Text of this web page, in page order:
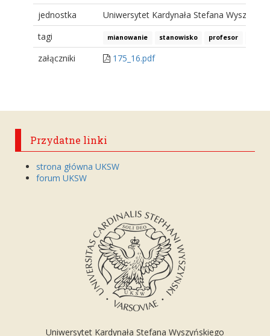
jednostka
Uniwersytet Kardynała Stefana
tagi
mianowanie stanowisko profesor
załączniki 175_16.pdf
Przydatne linki
strona główna UKSW
forum UKSW
Uniwersytet Kardynała Stefana Wyszyńskiego